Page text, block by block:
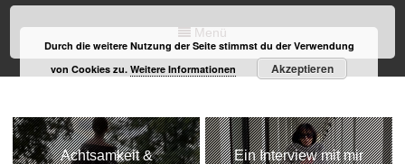
Menü
Achtsamkeit &
Ein Interview mit mir
Durch die weitere Nutzung der Seite stimmst du der Verwendung
von Cookies zu.Weitere Informationen Akzeptieren